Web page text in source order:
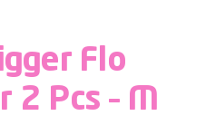
Flo
2 Pcs – M